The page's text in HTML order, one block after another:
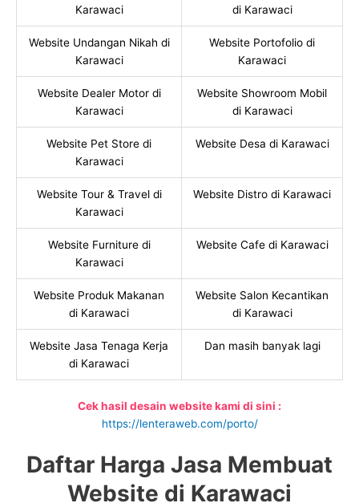
Karawaci
di Karawaci
Website Undangan Nikah di
Karawaci
Website Portofolio di
Karawaci
Website Dealer Motor di
Karawaci
Website Showroom Mobil
di Karawaci
Website Pet Store di
Karawaci
Website Desa di Karawaci
Website Tour & Travel di
Karawaci
Website Distro di Karawaci
Website Furniture di
Karawaci
Website Cafe di Karawaci
Website Produk Makanan
di Karawaci
Website Salon Kecantikan
di Karawaci
Website Jasa Tenaga Kerja
di Karawaci
Dan masih banyak lagi
Cek hasil desain website kami di sini :
https://lenteraweb.com/porto/
Daftar Harga Jasa Membuat
Website di Karawaci